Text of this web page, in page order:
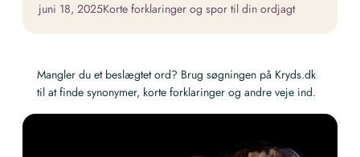
juni 18, 2025Korte forklaringer og spor til din ordjagt
Mangler du et beslægtet ord? Brug søgningen på Kryds.dk
til at finde synonymer, korte forklaringer og andre veje ind.